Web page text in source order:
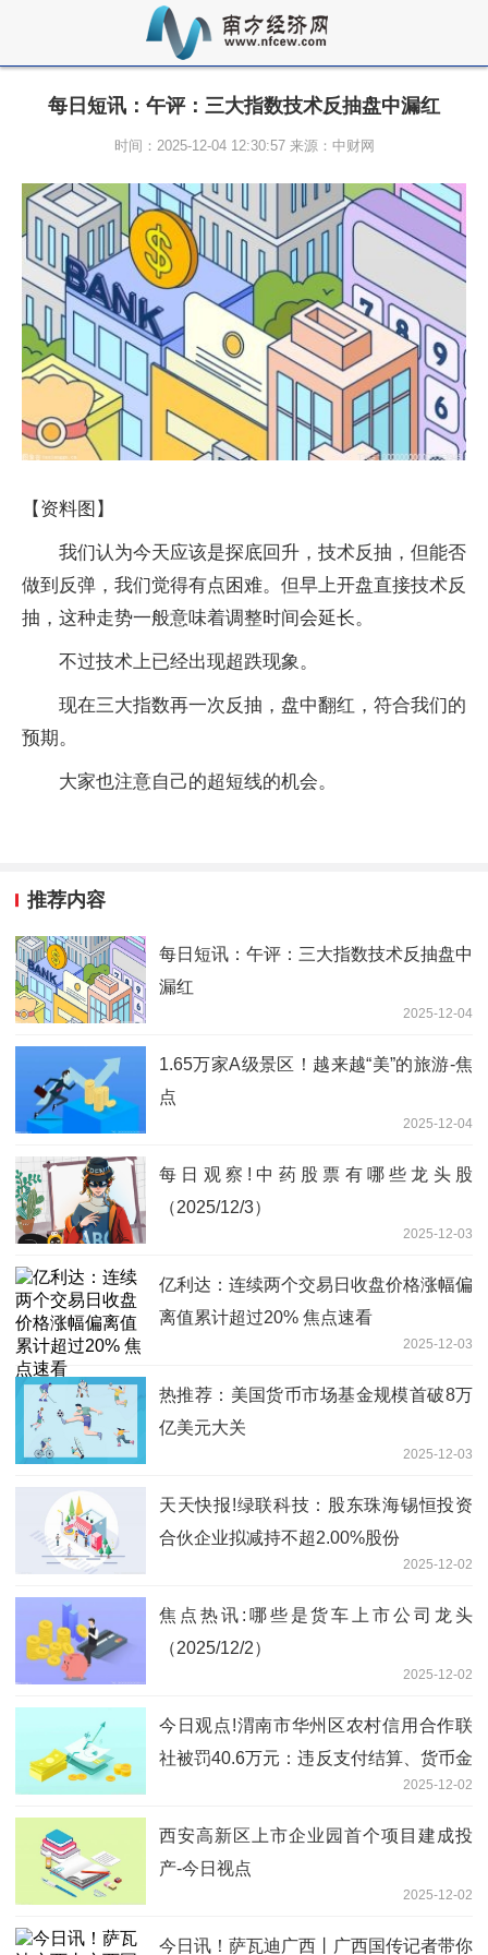
每日短讯：午评：三大指数技术反抽盘中漏红
时间：2025-12-04 12:30:57 来源：中财网
【资料图】
我们认为今天应该是探底回升，技术反抽，但能否
做到反弹，我们觉得有点困难。但早上开盘直接技术反
抽，这种走势一般意味着调整时间会延长。
不过技术上已经出现超跌现象。
现在三大指数再一次反抽，盘中翻红，符合我们的
预期。
大家也注意自己的超短线的机会。
推荐内容
每日短讯：午评：三大指数技术反抽盘中
漏红
2025-12-04
1.65万家A级景区！越来越“美”的旅游-焦
点
2025-12-04
每日观察!中药股票有哪些龙头股
（2025/12/3）
2025-12-03
亿利达：连续两个交易日收盘价格涨幅偏
离值累计超过20% 焦点速看
2025-12-03
热推荐：美国货币市场基金规模首破8万
亿美元大关
2025-12-03
天天快报!绿联科技：股东珠海锡恒投资
合伙企业拟减持不超2.00%股份
2025-12-02
焦点热讯:哪些是货车上市公司龙头
（2025/12/2）
2025-12-02
今日观点!渭南市华州区农村信用合作联
社被罚40.6万元：违反支付结算、货币金
银、国库、征信及反洗钱管理规定2025-12-02
西安高新区上市企业园首个项目建成投
产-今日视点
2025-12-02
今日讯！萨瓦迪广西丨广西国传记者带你